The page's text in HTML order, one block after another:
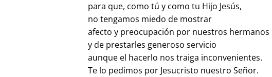
para que, como tú y como tu Hijo Jesús,
no tengamos miedo de mostrar
afecto y preocupación por nuestros hermanos
y de prestarles generoso servicio
aunque el hacerlo nos traiga inconvenientes.
Te lo pedimos por Jesucristo nuestro Señor.